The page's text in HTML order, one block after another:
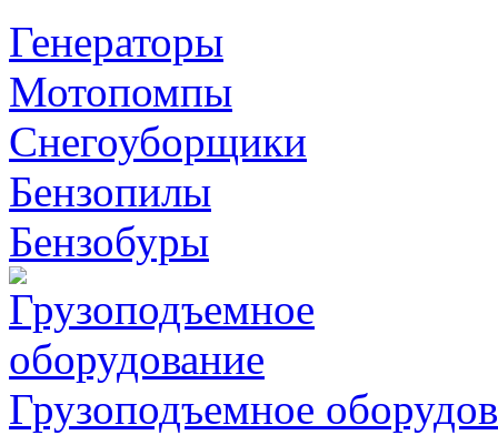
Генераторы
Мотопомпы
Снегоуборщики
Бензопилы
Бензобуры
Грузоподъемное